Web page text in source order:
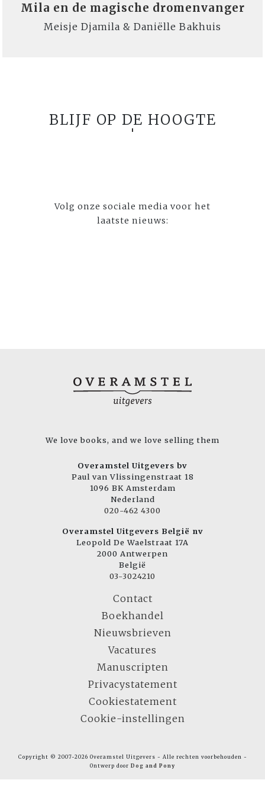
Mila en de magische dromenvanger
Meisje Djamila & Daniëlle Bakhuis
BLIJF OP DE HOOGTE
Volg onze sociale media voor het
laatste nieuws:
We love books, and we love selling them
Overamstel Uitgevers bv
Paul van Vlissingenstraat 18
1096 BK Amsterdam
Nederland
020-462 4300
Overamstel Uitgevers België nv
Leopold De Waelstraat 17A
2000 Antwerpen
België
03-3024210
Contact
Boekhandel
Nieuwsbrieven
Vacatures
Manuscripten
Privacystatement
Cookiestatement
Cookie-instellingen
Copyright © 2007-2026 Overamstel Uitgevers - Alle rechten voorbehouden -
Ontwerp door Dog and Pony